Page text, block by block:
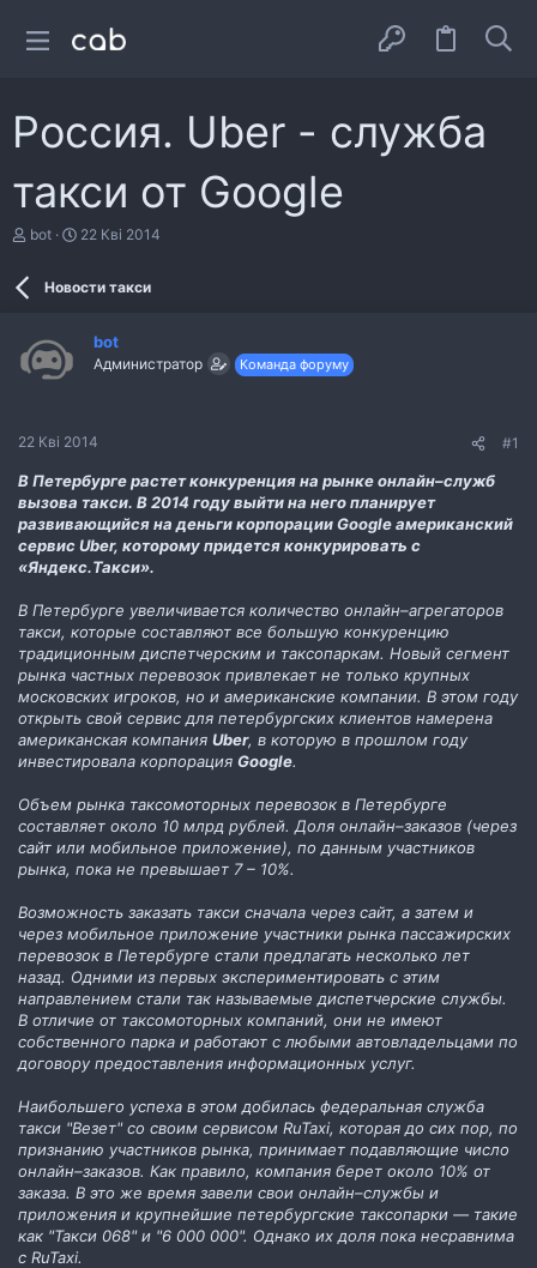
Россия. Uber - служба
такси от Google
А
е
м
bot
Д
а
н
22 Кві 2014
Новости такси
bot
Администратор Команда форуму
22 Кві 2014 #1
В Петербурге растет конкуренция на рынке онлайн–служб
вызова такси. В 2014 году выйти на него планирует
развивающийся на деньги корпорации Google американский
сервис Uber, которому придется конкурировать с
«Яндекс.Такси».
В Петербурге увеличивается количество онлайн–агрегаторов
такси, которые составляют все большую конкуренцию
традиционным диспетчерским и таксопаркам. Новый сегмент
рынка частных перевозок привлекает не только крупных
московских игроков, но и американские компании. В этом году
открыть свой сервис для петербургских клиентов намерена
американская компания Uber, в которую в прошлом году
инвестировала корпорация Google.
Объем рынка таксомоторных перевозок в Петербурге
составляет около 10 млрд рублей. Доля онлайн–заказов (через
сайт или мобильное приложение), по данным участников
рынка, пока не превышает 7 – 10%.
Возможность заказать такси сначала через сайт, а затем и
через мобильное приложение участники рынка пассажирских
перевозок в Петербурге стали предлагать несколько лет
назад. Одними из первых экспериментировать с этим
направлением стали так называемые диспетчерские службы.
В отличие от таксомоторных компаний, они не имеют
собственного парка и работают с любыми автовладельцами по
договору предоставления информационных услуг.
Наибольшего успеха в этом добилась федеральная служба
такси "Везет" со своим сервисом RuTaxi, которая до сих пор, по
признанию участников рынка, принимает подавляющие число
онлайн–заказов. Как правило, компания берет около 10% от
заказа. В это же время завели свои онлайн–службы и
приложения и крупнейшие петербургские таксопарки — такие
как "Такси 068" и "6 000 000". Однако их доля пока несравнима
с RuTaxi.